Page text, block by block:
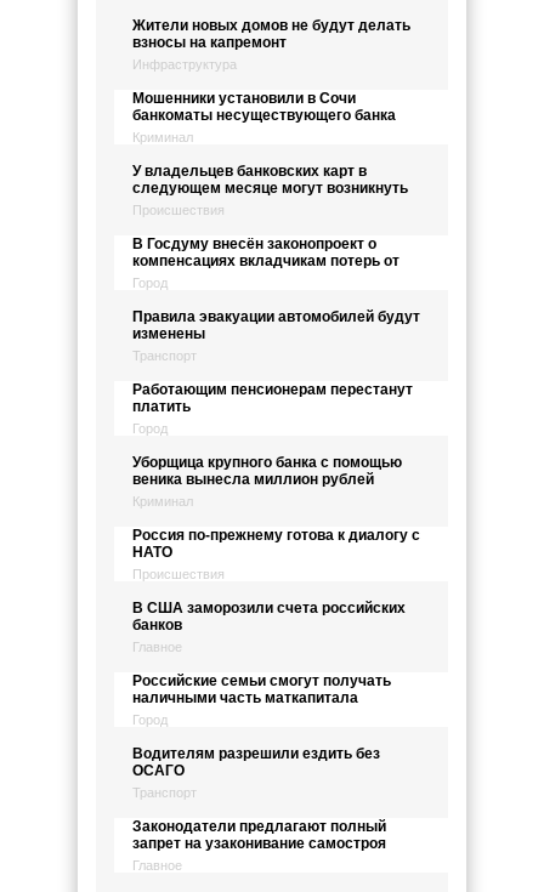
Жители новых домов не будут делать
взносы на капремонт
Инфраструктура
Мошенники установили в Сочи
банкоматы несуществующего банка
Криминал
У владельцев банковских карт в
следующем месяце могут возникнуть
Происшествия
В Госдуму внесён законопроект о
компенсациях вкладчикам потерь от
Город
Правила эвакуации автомобилей будут
изменены
Транспорт
Работающим пенсионерам перестанут
платить
Город
Уборщица крупного банка с помощью
веника вынесла миллион рублей
Криминал
Россия по-прежнему готова к диалогу с
НАТО
Происшествия
В США заморозили счета российских
банков
Главное
Российские семьи смогут получать
наличными часть маткапитала
Город
Водителям разрешили ездить без
ОСАГО
Транспорт
Законодатели предлагают полный
запрет на узаконивание самостроя
Главное